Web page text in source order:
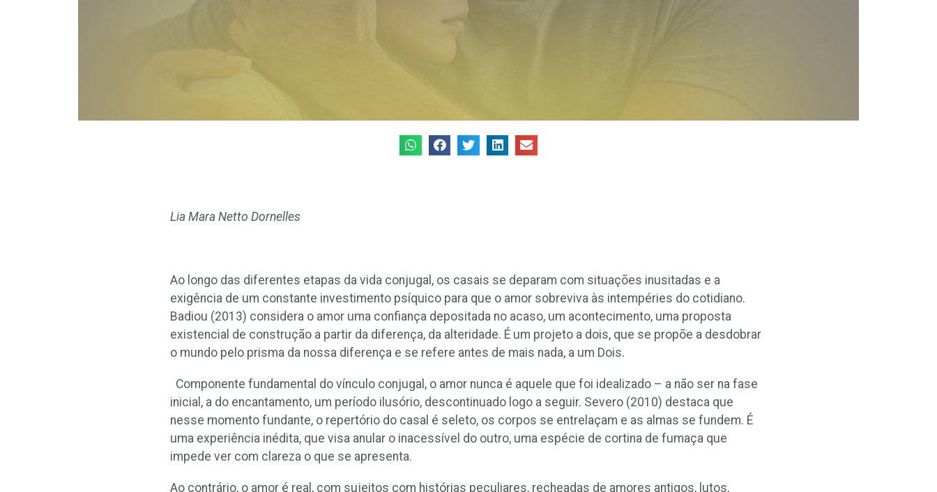
Lia Mara Netto Dornelles
Ao longo das diferentes etapas da vida conjugal, os casais se deparam com situações inusitadas e a
exigência de um constante investimento psíquico para que o amor sobreviva às intempéries do cotidiano.
Badiou (2013) considera o amor uma confiança depositada no acaso, um acontecimento, uma proposta
existencial de construção a partir da diferença, da alteridade. É um projeto a dois, que se propõe a desdobrar
o mundo pelo prisma da nossa diferença e se refere antes de mais nada, a um Dois.
Componente fundamental do vínculo conjugal, o amor nunca é aquele que foi idealizado – a não ser na fase
inicial, a do encantamento, um período ilusório, descontinuado logo a seguir. Severo (2010) destaca que
nesse momento fundante, o repertório do casal é seleto, os corpos se entrelaçam e as almas se fundem. É
uma experiência inédita, que visa anular o inacessível do outro, uma espécie de cortina de fumaça que
impede ver com clareza o que se apresenta.
Ao contrário, o amor é real, com sujeitos com histórias peculiares, recheadas de amores antigos, lutos,